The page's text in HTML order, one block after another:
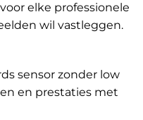
elke professionele
wil vastleggen.
sensor zonder low
en prestaties met